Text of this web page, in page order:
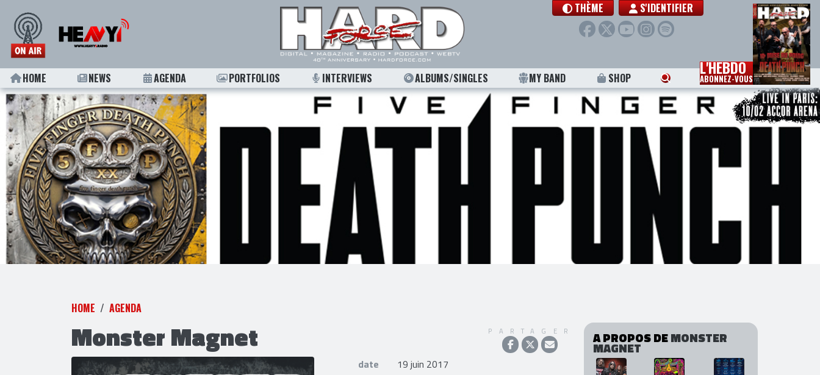
THÈME S'IDENTIFIER
HOME NEWS AGENDA PORTFOLIOS INTERVIEWS ALBUMS/SINGLES MY BAND SHOP L'HEBDO
ABONNEZ-VOUS
HOME AGENDA
Monster Magnet PARTAGER
date
19 juin 2017
A PROPOS DEMONSTER
MAGNET